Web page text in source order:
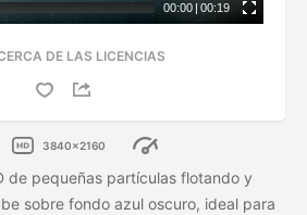
00:00 | 00:19
DE LAS LICENCIAS
3840x2160
de pequeñas partículas flotando y
sobre fondo azul oscuro, ideal para